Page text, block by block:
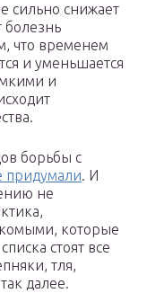
сильно снижает
болезнь
что временем
и уменьшается
и
борьбы с
придумали. И
не
которые
стоят все
тля,
далее.